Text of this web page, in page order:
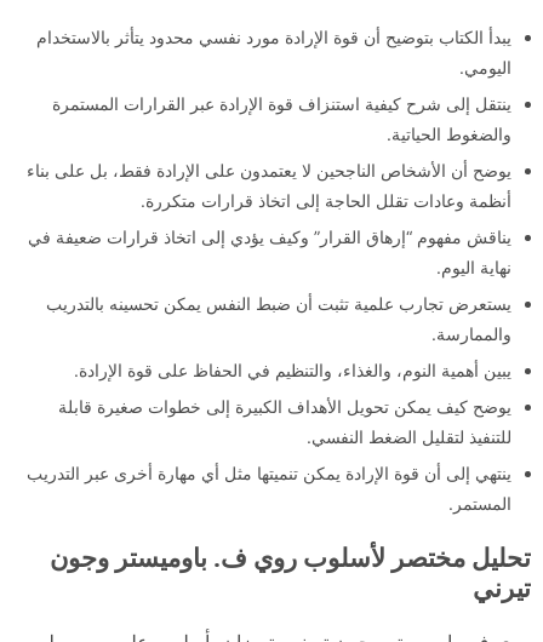
يبدأ الكتاب بتوضيح أن قوة الإرادة مورد نفسي محدود يتأثر بالاستخدام
اليومي.
ينتقل إلى شرح كيفية استنزاف قوة الإرادة عبر القرارات المستمرة
والضغوط الحياتية.
يوضح أن الأشخاص الناجحين لا يعتمدون على الإرادة فقط، بل على بناء
أنظمة وعادات تقلل الحاجة إلى اتخاذ قرارات متكررة.
يناقش مفهوم “إرهاق القرار” وكيف يؤدي إلى اتخاذ قرارات ضعيفة في
نهاية اليوم.
يستعرض تجارب علمية تثبت أن ضبط النفس يمكن تحسينه بالتدريب
والممارسة.
يبين أهمية النوم، والغذاء، والتنظيم في الحفاظ على قوة الإرادة.
يوضح كيف يمكن تحويل الأهداف الكبيرة إلى خطوات صغيرة قابلة
للتنفيذ لتقليل الضغط النفسي.
ينتهي إلى أن قوة الإرادة يمكن تنميتها مثل أي مهارة أخرى عبر التدريب
المستمر.
تحليل مختصر لأسلوب روي ف. باوميستر وجون
تيرني